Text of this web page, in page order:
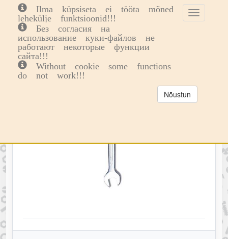
Ilma küpsiseta ei tööta mõned
lehekülje funktsioonid!!!
Без согласия на
использование куки-файлов не
работают некоторые функции
сайта!!!
Without cookie some functions
do not work!!!
Toggle
cookie
Nõustun